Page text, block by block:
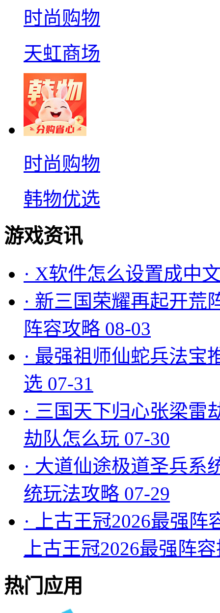
时尚购物
天虹商场
时尚购物
韩物优选
游戏资讯
· X软件怎么设置成中
· 新三国荣耀再起开荒
阵容攻略 08-03
· 最强祖师仙蛇兵法宝
选 07-31
· 三国天下归心张梁雷
劫队怎么玩 07-30
· 大道仙途极道圣兵系
统玩法攻略 07-29
·
上古王冠2026最强
上古王冠2026最强阵
热门应用